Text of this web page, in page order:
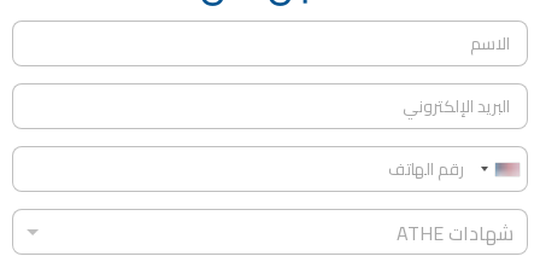
ا
ل
ا
س
م
*
ا
ل
ب
ر
ي
د
ل
ر
ق
م
ا
ل
U
n
i
ش
ه شهادات ATHE